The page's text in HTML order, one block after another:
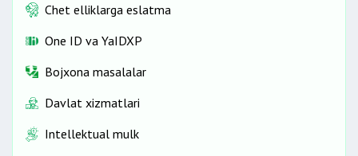
Chet elliklarga eslatma
One ID vа YaIDXP
Bojxona masalalar
Davlat xizmatlari
Intellektual mulk